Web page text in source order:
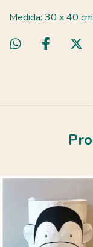
Medida: 30 x 40